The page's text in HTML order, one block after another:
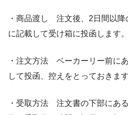
・商品渡し 注文後、2日間以降
に記載して受け箱に投函します。
・注文方法 ベーカーリー前に
して投函、控えをとっておきます
・受取方法 注文書の下部にあ